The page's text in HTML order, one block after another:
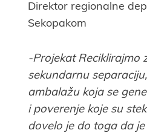
Direktor regionalne
Sekopakom
-Projekat Reciklirajmo
sekundarnu
ambalažu koja se
i poverenje koje su
dovelo je do toga da